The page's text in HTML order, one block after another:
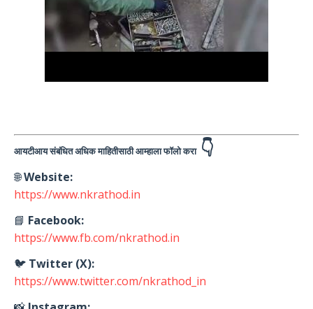
आयटीआय संबंधित अधिक माहितीसाठी आम्हाला फॉलो करा👇
🌐Website:
https://www.nkrathod.in
📘 Facebook:
https://www.fb.com/nkrathod.in
🐦 Twitter (X):
https://www.twitter.com/nkrathod_in